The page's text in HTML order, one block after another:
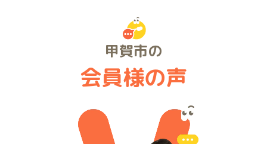
甲賀市の
会員様の声